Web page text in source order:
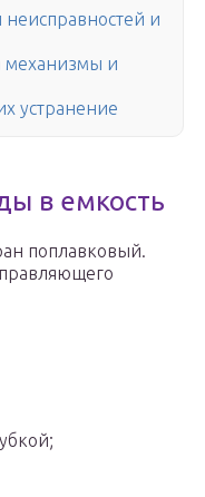
и
механизмы и
устранение
в емкость
поплавковый.